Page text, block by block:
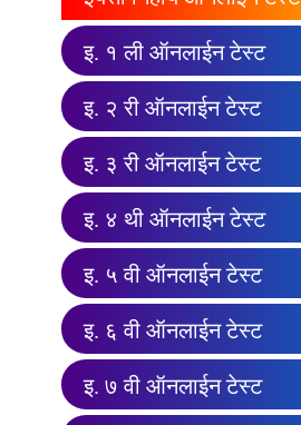
इ. १ ली ऑनलाईन टेस्ट
इ. २ री ऑनलाईन टेस्ट
इ. ३ री ऑनलाईन टेस्ट
इ. ४ थी ऑनलाईन टेस्ट
इ. ५ वी ऑनलाईन टेस्ट
इ. ६ वी ऑनलाईन टेस्ट
इ. ७ वी ऑनलाईन टेस्ट